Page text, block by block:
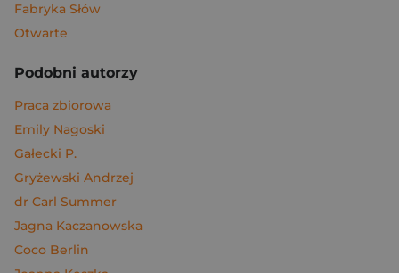
Fabryka Słów
Otwarte
Podobni autorzy
Praca zbiorowa
Emily Nagoski
Gałecki P.
Gryżewski Andrzej
dr Carl Summer
Jagna Kaczanowska
Coco Berlin